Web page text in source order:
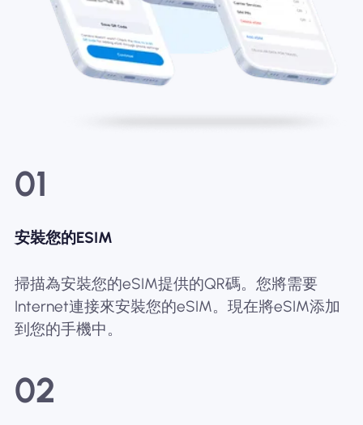
01
安裝您的ESIM
掃描為安裝您的eSIM提供的QR碼。您將需要
Internet連接來安裝您的eSIM。現在將eSIM添加
到您的手機中。
02